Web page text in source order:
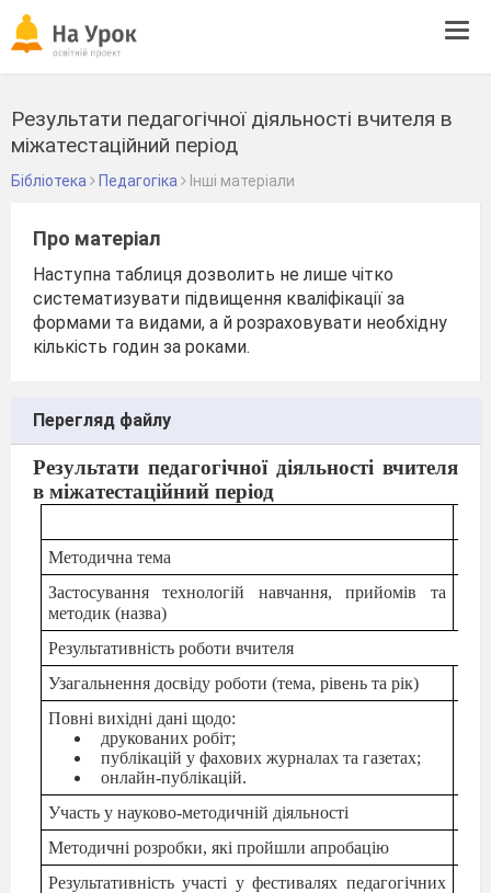
Результати педагогічної діяльності вчителя в
міжатестаційний період
Бібліотека Педагогіка Інші матеріали
Про матеріал
Наступна таблиця дозволить не лише чітко
систематизувати підвищення кваліфікації за
формами та видами, а й розраховувати необхідну
кількість годин за роками.
Перегляд файлу
Результати педагогічної діяльності вчителя
в міжатестаційний період
Методична тема
Застосування технологій навчання, прийомів та
методик (назва)
Результативність роботи вчителя
Узагальнення досвіду роботи (тема, рівень та рік)
Повні вихідні дані щодо:
друкованих робіт;
публікацій у фахових журналах та газетах;
онлайн-публікацій.
Участь у науково-методичній діяльності
Методичні розробки, які пройшли апробацію
Результативність участі у фестивалях педагогічних